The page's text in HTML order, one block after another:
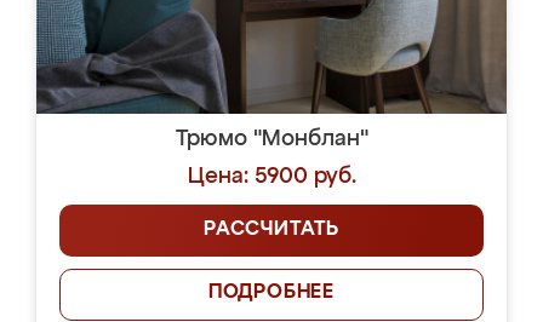
Трюмо "Монблан"
Цена: 5900 руб.
РАССЧИТАТЬ
ПОДРОБНЕЕ